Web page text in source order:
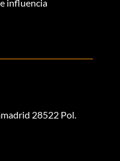
influencia
28522 Pol.